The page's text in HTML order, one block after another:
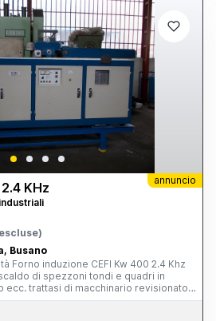
annuncio
KHz
Busano
Forno induzione CEFI Kw 400 2.4 Khz
di spezzoni tondi e quadri in
ecc. trattasi di macchinario revisionato
prima della consegna verrà
di Tecnico specializzato.